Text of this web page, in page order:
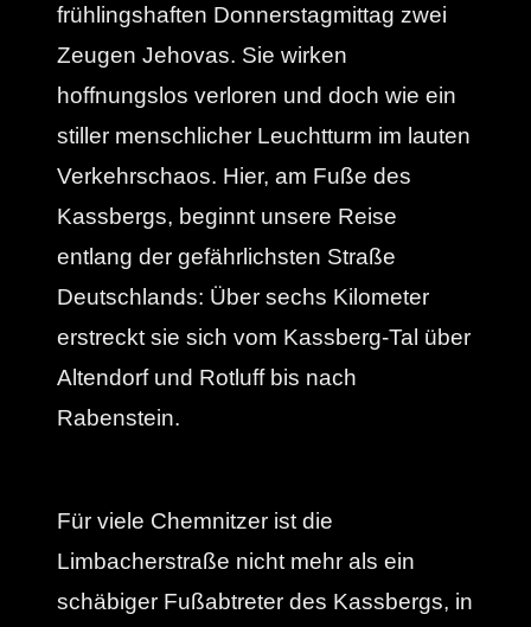
frühlingshaften Donnerstagmittag zwei
Zeugen Jehovas. Sie wirken
hoffnungslos verloren und doch wie ein
stiller menschlicher Leuchtturm im lauten
Verkehrschaos. Hier, am Fuße des
Kassbergs, beginnt unsere Reise
entlang der gefährlichsten Straße
Deutschlands: Über sechs Kilometer
erstreckt sie sich vom Kassberg-Tal über
Altendorf und Rotluff bis nach
Rabenstein.
Für viele Chemnitzer ist die
Limbacherstraße nicht mehr als ein
schäbiger Fußabtreter des Kassbergs, in